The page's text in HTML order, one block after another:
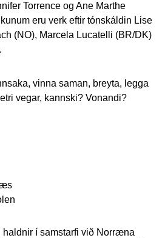
Torrence og Ane Marthe
eru verk eftir tónskáldin Lise
(NO), Marcela Lucatelli (BR/DK)
vinna saman, breyta, legga
vegar, kannski? Vonandi?
í samstarfi við Norræna